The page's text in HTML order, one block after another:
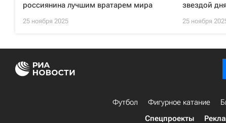
россиянина лучшим вратарем мира
25 ноября 2025
звездой
25 ноября
Футбол Фигурное катание
Спецпроекты